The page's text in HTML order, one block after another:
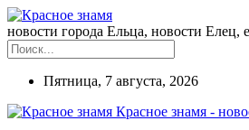
новости города Ельца, новости Елец,
Пятница, 7 августа, 2026
Красное знамя -